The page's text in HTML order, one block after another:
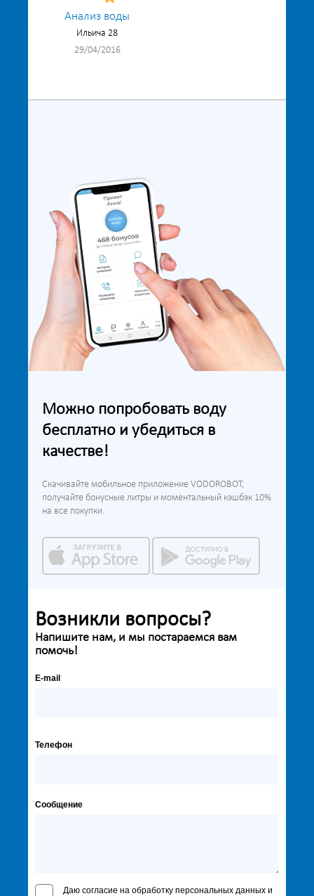
Анализ воды
Ильича 28
29/04/2016
Можно попробовать воду
бесплатно и убедиться в
качестве!
Скачивайте мобильное приложение VODOROBOT,
получайте бонусные литры и моментальный кэшбэк 10%
на все покупки.
Возникли вопросы?
Напишите нам, и мы постараемся вам
помочь!
E-mail
Телефон
Сообщение
Даю согласие на обработку персональных данных и